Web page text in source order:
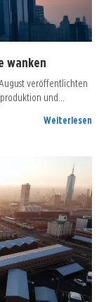
wanken
veröffentlichten
und…
Weiterlesen